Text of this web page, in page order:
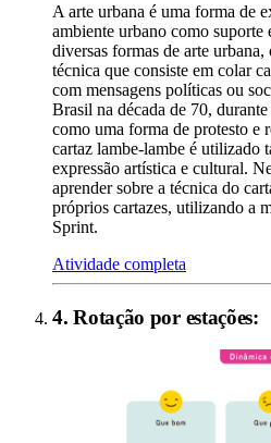
A arte urbana é uma forma de
ambiente urbano como suporte
diversas formas de arte
técnica que consiste em colar
com mensagens políticas ou
Brasil na década de 70,
como uma forma de protesto e
cartaz lambe-lambe é utilizado
expressão artística e cultural.
aprender sobre a técnica do
próprios cartazes, utilizando a
Sprint.
Atividade completa
4.Rotação por estações: